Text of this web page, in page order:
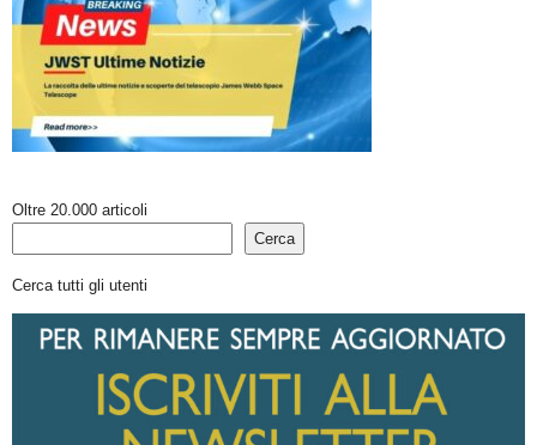
Oltre 20.000 articoli
Cerca
Cerca tutti gli utenti